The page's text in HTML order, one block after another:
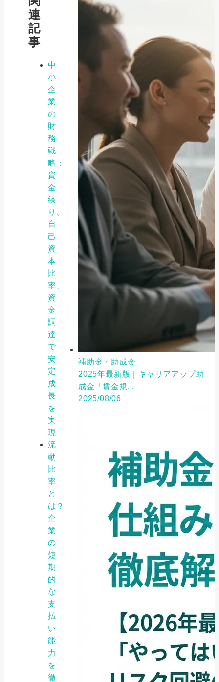
連
記
事
中
小
企
業
の
財
務
戦
略：
資
金
繰
り、
自
己
資
本
比
率、
資
金
調
達
で
安
定
成
長
を
実
現
流
動
比
率
と
は？
企
業
の
短
期
的
な
支
払
い
能
力
を
徹
補助金・助成金
2025年最新版｜キャリアアップ助
成金「賃金規...
2025/08/06